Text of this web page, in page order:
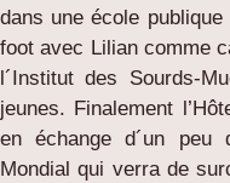
dans une école
foot avec Lilian comme
l´Institut des Sourds-
jeunes. Finalement
en échange d´un peu
Mondial qui verra de